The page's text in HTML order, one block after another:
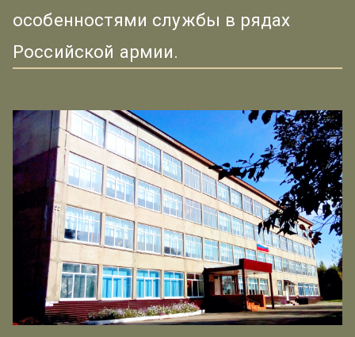
особенностями службы в рядах
Российской армии.